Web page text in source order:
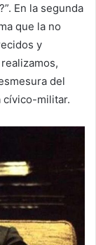
En la segunda
que la no
y
del
cívico-militar.